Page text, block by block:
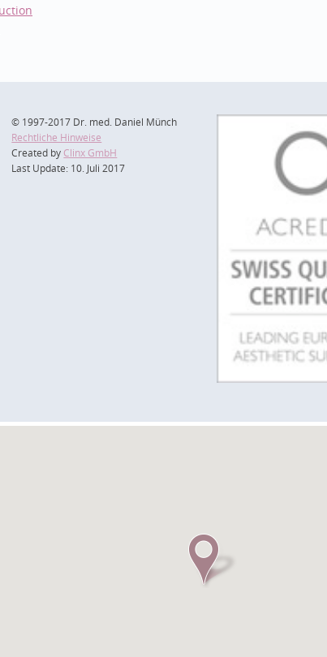
© 1997-2017 Dr. med. Daniel Münch
Rechtliche Hinweise
Created by Clinx GmbH
Last Update: 10. Juli 2017